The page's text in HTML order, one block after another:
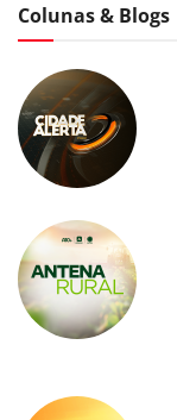
Colunas & Blogs